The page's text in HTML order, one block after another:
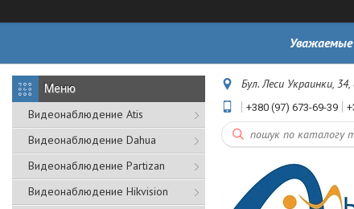
Видеонаблюдение Atis
Видеонаблюдение Dahua
Видеонаблюдение Partizan
Видеонаблюдение Hikvision
Бул. Леси Украинки,
+380 (97) 673-69-39